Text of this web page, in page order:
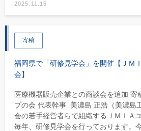
2025.11.15
寄稿
福岡県で「研修見学会」を開催【ＪＭ
会】
医療機器販売企業との商談会を追加 寄
プの会 代表幹事 美濃島 正浩（美濃島
会の若手経営者らで組織するＪＭＩＡ
毎年、研修見学会を行っております。